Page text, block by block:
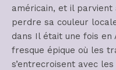
américain, et il parvient
perdre sa couleur
dans Il était une fois en
fresque épique où les
s’entrecroisent avec